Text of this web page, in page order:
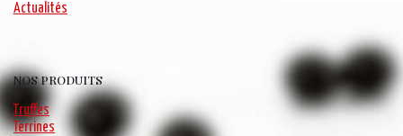
Actualités
NOS PRODUITS
Truffes
Terrines